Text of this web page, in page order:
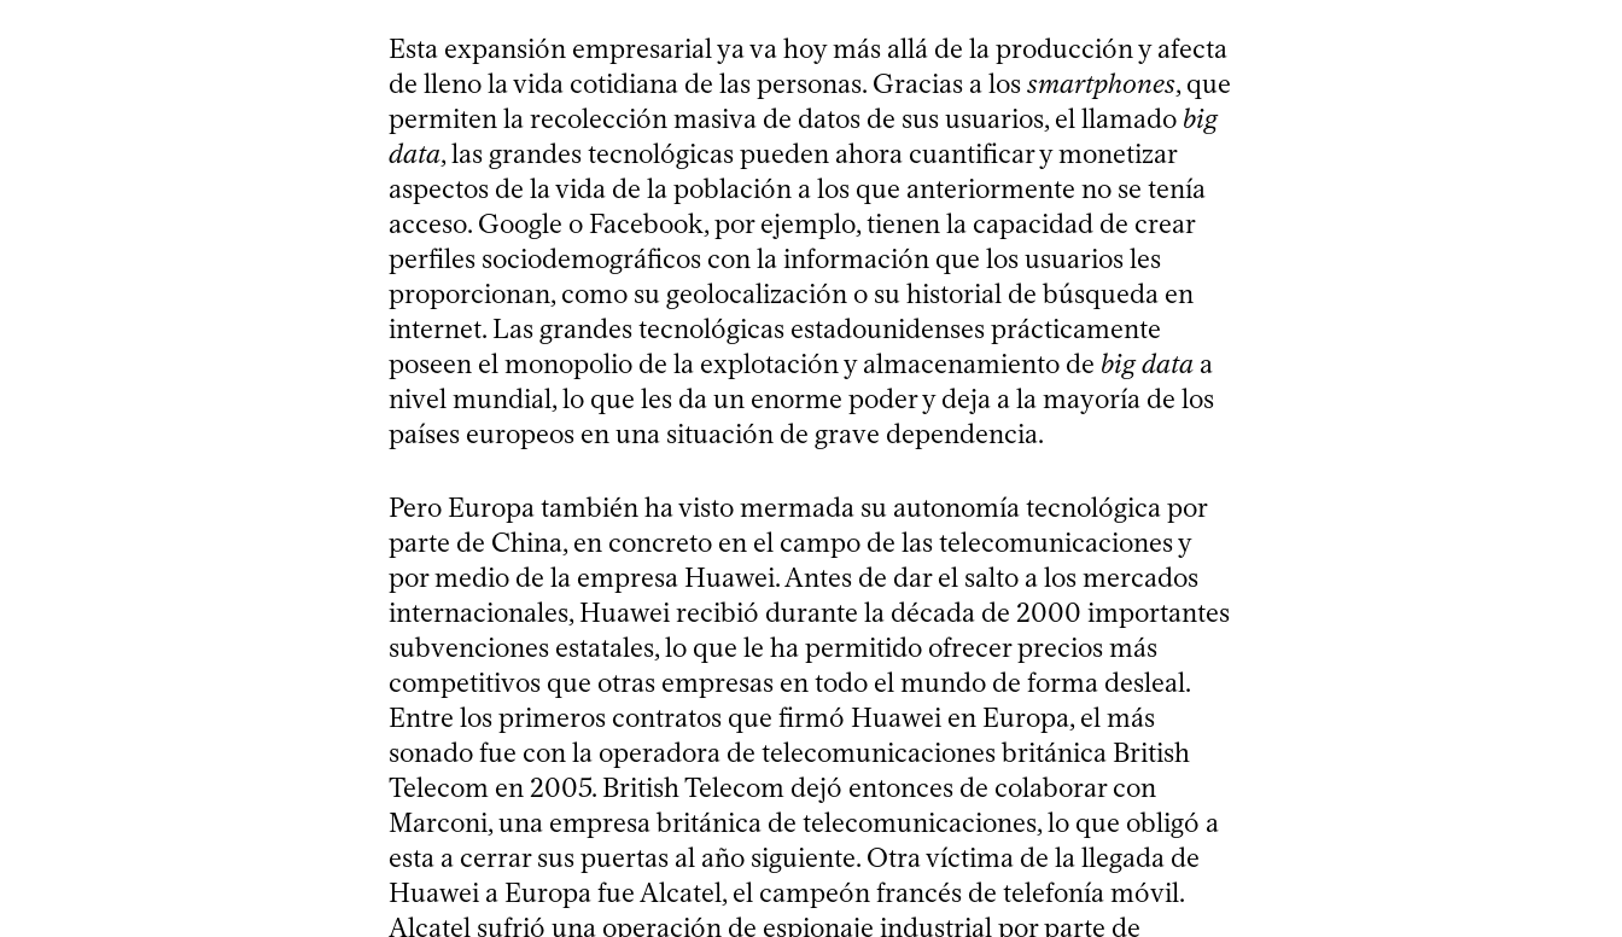
Esta expansión empresarial ya va hoy más allá de la producción y afecta
de lleno la vida cotidiana de las personas. Gracias a lossmartphones, que
permiten la recolección masiva de datos de sus usuarios, el llamado big
data, las grandes tecnológicas pueden ahora cuantificar y monetizar
aspectos de la vida de la población a los que anteriormente no se tenía
acceso. Google o Facebook, por ejemplo, tienen la capacidad de crear
perfiles sociodemográficos con la información que los usuarios les
proporcionan, como su geolocalización o su historial de búsqueda en
internet. Las grandes tecnológicas estadounidenses prácticamente
poseen el monopolio de la explotación y almacenamiento de big data a
nivel mundial, lo que les da un enorme poder y deja a la mayoría de los
países europeos en una situación de grave dependencia.
Pero Europa también ha visto mermada su autonomía tecnológica por
parte de China, en concreto en el campo de las telecomunicaciones y
por medio de la empresa Huawei. Antes de dar el salto a los mercados
internacionales, Huawei recibió durante la década de 2000 importantes
subvenciones estatales, lo que le ha permitido ofrecer precios más
competitivos que otras empresas en todo el mundo de forma desleal.
Entre los primeros contratos que firmó Huawei en Europa, el más
sonado fue con la operadora de telecomunicaciones británica British
Telecom en 2005. British Telecom dejó entonces de colaborar con
Marconi, una empresa británica de telecomunicaciones, lo que obligó a
esta a cerrar sus puertas al año siguiente. Otra víctima de la llegada de
Huawei a Europa fue Alcatel, el campeón francés de telefonía móvil.
Alcatel sufrió una operación de espionaje industrial por parte de